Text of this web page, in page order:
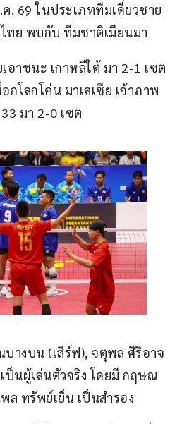
. 69 ในประเภททีมเดี่ยวชาย
ทย พบกับ ทีมชาติเมียนมา
อาชนะ เกาหลีใต้ มา 2-1 เซต
โลกโค่น มาเลเซีย เจ้าภาพ
มา 2-0 เซต
บางบน (เสิร์ฟ), จตุพล ศิริอาจ
ป็นผู้เล่นตัวจริง โดยมี กฤษณ
ทรัพย์เย็น เป็นสำรอง